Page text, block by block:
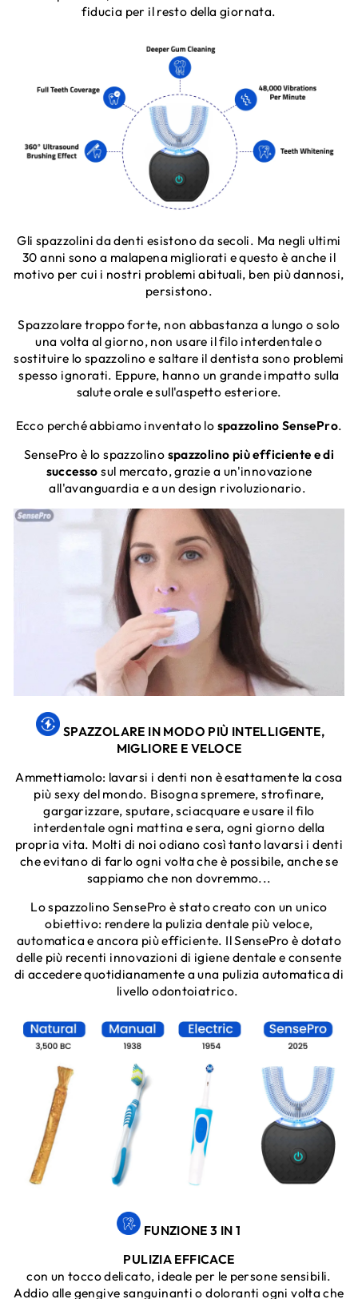
fiducia per il resto della giornata.
Gli spazzolini da denti esistono da secoli. Ma negli ultimi
30 anni sono a malapena migliorati e questo è anche il
motivo per cui i nostri problemi abituali, ben più dannosi,
persistono.
Spazzolare troppo forte, non abbastanza a lungo o solo
una volta al giorno, non usare il filo interdentale o
sostituire lo spazzolino e saltare il dentista sono problemi
spesso ignorati. Eppure, hanno un grande impatto sulla
salute orale e sull'aspetto esteriore.
Ecco perché abbiamo inventato lo spazzolino SensePro.
SensePro è lo spazzolino spazzolino più efficiente e di
successo sul mercato, grazie a un'innovazione
all'avanguardia e a un design rivoluzionario.
SPAZZOLARE IN MODO PIÙ INTELLIGENTE,
MIGLIORE E VELOCE
Ammettiamolo: lavarsi i denti non è esattamente la cosa
più sexy del mondo. Bisogna spremere, strofinare,
gargarizzare, sputare, sciacquare e usare il filo
interdentale ogni mattina e sera, ogni giorno della
propria vita. Molti di noi odiano così tanto lavarsi i denti
che evitano di farlo ogni volta che è possibile, anche se
sappiamo che non dovremmo...
Lo spazzolino SensePro è stato creato con un unico
obiettivo: rendere la pulizia dentale più veloce,
automatica e ancora più efficiente. Il SensePro è dotato
delle più recenti innovazioni di igiene dentale e consente
di accedere quotidianamente a una pulizia automatica di
livello odontoiatrico.
FUNZIONE 3 IN 1
PULIZIA EFFICACE
con un tocco delicato, ideale per le persone sensibili.
Addio alle gengive sanguinanti o doloranti ogni volta che